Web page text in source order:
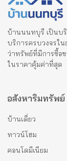
บ้านนนทบุรี เป็นบ
บริการครบวงจรใ
ว่าทรัพย์ที่มีการซื้อ
ในราคาคุ้มค่าที่สุด
อสังหาริมทรัพย์
บ้านเดี่ยว
ทาวน์โฮม
คอนโดมีเนียม